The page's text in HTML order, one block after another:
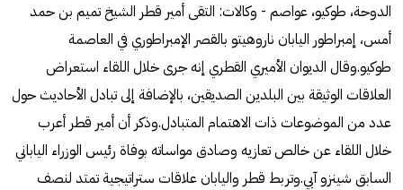
الدوحة، طوكيو، عواصم - وكالات: التقى أمير قطر الشيخ تميم بن حمد
أمس، إمبراطور اليابان ناروهيتو بالقصر الإمبراطوري في العاصمة
طوكيو.وقال الديوان الأميري القطري إنه جرى خلال اللقاء استعراض
العلاقات الوثيقة بين البلدين الصديقين، بالإضافة إلى تبادل الأحاديث حول
عدد من الموضوعات ذات الاهتمام المتبادل.وذكر أن أمير قطر أعرب
خلال اللقاء عن خالص تعازيه وصادق مواساته بوفاة رئيس الوزراء الياباني
السابق شينزو آبي.وتربط قطر واليابان علاقات ستراتيجية تمتد لنصف